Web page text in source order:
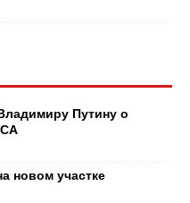
Путину о
новом участке